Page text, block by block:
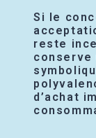
Si le
reste
conserve
d’achat